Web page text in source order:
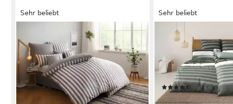
Sehr beliebt
Wendebettwäsche Greta, Renforcé,
2 teilig, Bettwäsche mit Streifen in
verschiedenen Qualitäten, ab
135x200 cm
(2683)
ab 26,99 € UVP56,99 €
Sehr beliebt
OTTO HOME
Bettwäsche Majoran,
recycelt, 2 teilig,
Bettwäsche in 4
H.I.S by OTTO home
(13880)
ab 19,49 € UVP39,99 €